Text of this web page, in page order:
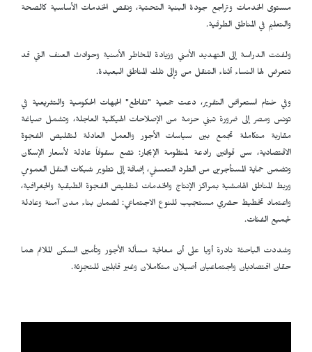
مستوى الخدمات وتراجع جودة البنية التحتية، ونقص الخدمات الأساسية كالصحة
والتعليم في المناطق الطرفية.
ولفتت الدراسة إلى التهديد الأمني وزيادة المخاطر الأمنية وحوادث العنف التي قد
تتعرض لها النساء أثناء التنقل من وإلى تلك المناطق البعيدة.
وفي ختام استعراض التقرير، دعت جمعية "تقاطع" الجهات الحكومية والتشريعية في
تونس ومصر إلى ضرورة تبني حزمة من الإصلاحات الهيكلية العاجلة، وتشمل صياغة
مقاربة متكاملة تجمع بين سياسات الأجور والعمل العادلة لتقليص الفجوة
الاقتصادية، سن قوانين رادعة لمنظومة الإيجار: تضع سقوفاً عادلة لأسعار الإسكان
وتضمن حماية المستأجرين من الطرد التعسفي، إضافة إلى تطوير شبكات النقل العمومي
وربط المناطق الهامشية بمراكز الإنتاج والخدمات لتقليص الفجوة الطبقية والجغرافية،
واعتماد تخطيط حضري مستجيب للنوع الاجتماعي: لضمان بناء مدن آمنة وعادلة
لجميع الفئات.
وشددت الباحثة نادرة أوبا على أن معالجة مسألة الأجور وتأمين السكن الملائم هما
حقان اقتصاديان واجتماعيان أصيلان متكاملان وغير قابلين للتجزئة.